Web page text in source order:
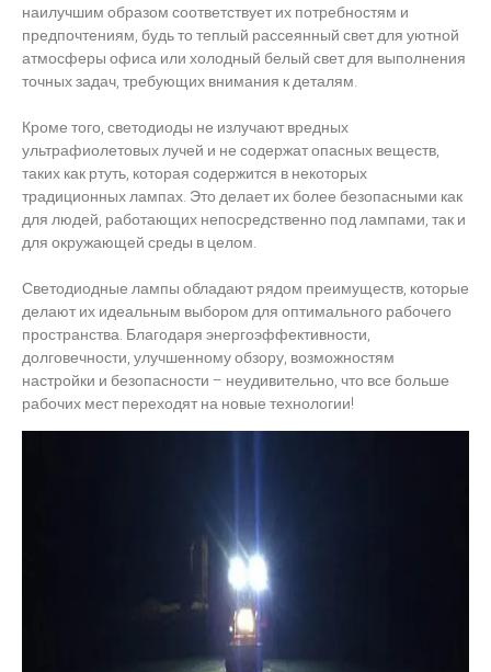
наилучшим образом соответствует их потребностям и
предпочтениям, будь то теплый рассеянный свет для уютной
атмосферы офиса или холодный белый свет для выполнения
точных задач, требующих внимания к деталям.
Кроме того, светодиоды не излучают вредных
ультрафиолетовых лучей и не содержат опасных веществ,
таких как ртуть, которая содержится в некоторых
традиционных лампах. Это делает их более безопасными как
для людей, работающих непосредственно под лампами, так и
для окружающей среды в целом.
Светодиодные лампы обладают рядом преимуществ, которые
делают их идеальным выбором для оптимального рабочего
пространства. Благодаря энергоэффективности,
долговечности, улучшенному обзору, возможностям
настройки и безопасности – неудивительно, что все больше
рабочих мест переходят на новые технологии!